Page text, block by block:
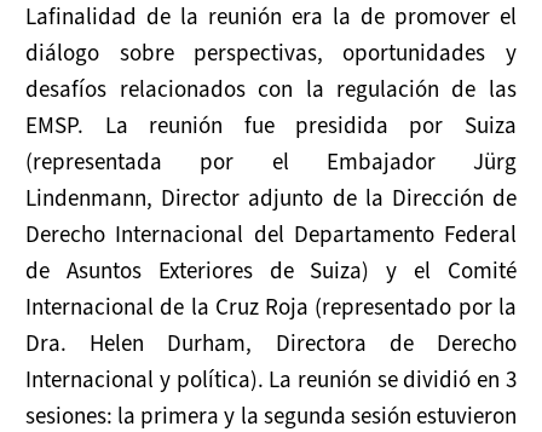
Lafinalidad de la reunión era la de promover el
diálogo sobre perspectivas, oportunidades y
desafíos relacionados con la regulación de las
EMSP. La reunión fue presidida por Suiza
(representada por el Embajador Jürg
Lindenmann, Director adjunto de la Dirección de
Derecho Internacional del Departamento Federal
de Asuntos Exteriores de Suiza) y el Comité
Internacional de la Cruz Roja (representado por la
Dra. Helen Durham, Directora de Derecho
Internacional y política). La reunión se dividió en 3
sesiones: la primera y la segunda sesión estuvieron